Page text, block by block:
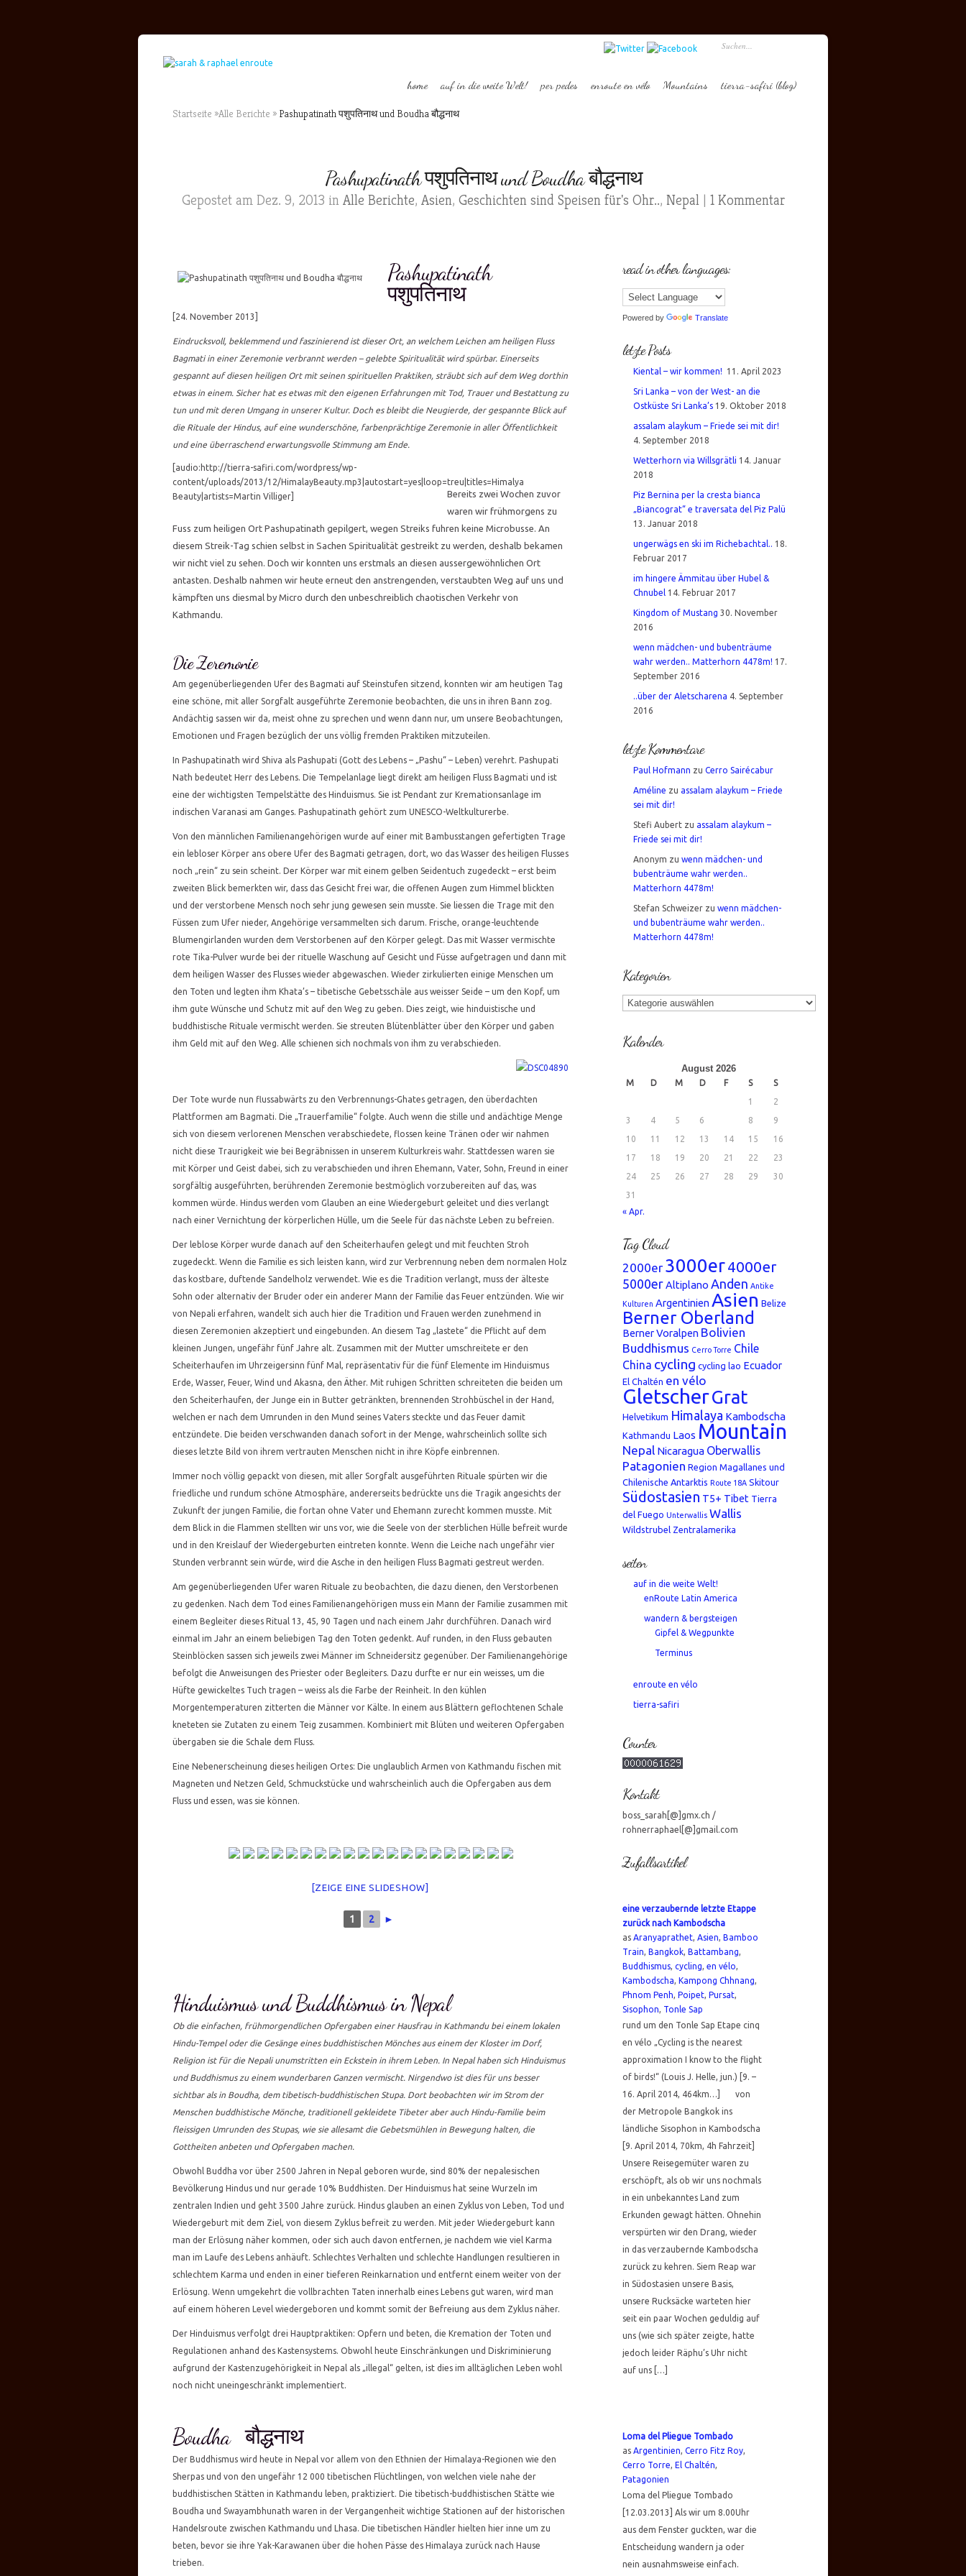
home auf in die weite Welt! per pedes enroute en vélo Mountains tierra-safiri (blog)
Startseite »Alle Berichte » Pashupatinath पशुपतिनाथ und Boudha बौद्धनाथ
Pashupatinath पशुपतिनाथ und Boudha बौद्धनाथ
Gepostet am Dez. 9, 2013 in Alle Berichte, Asien, Geschichten sind Speisen für's Ohr.., Nepal| 1 Kommentar
Pashupatinath
पशुपतिनाथ
[24. November 2013]
Eindrucksvoll, beklemmend und faszinierend ist dieser Ort, an welchem Leichen am heiligen Fluss
Bagmati in einer Zeremonie verbrannt werden – gelebte Spiritualität wird spürbar. Einerseits
gespannt auf diesen heiligen Ort mit seinen spirituellen Praktiken, sträubt sich auf dem Weg dorthin
etwas in einem. Sicher hat es etwas mit den eigenen Erfahrungen mit Tod, Trauer und Bestattung zu
tun und mit deren Umgang in unserer Kultur. Doch es bleibt die Neugierde, der gespannte Blick auf
die Rituale der Hindus, auf eine wunderschöne, farbenprächtige Zeremonie in aller Öffentlichkeit
und eine überraschend erwartungsvolle Stimmung am Ende.
[audio:http://tierra-safiri.com/wordpress/wp-
content/uploads/2013/12/HimalayBeauty.mp3|autostart=yes|loop=treu|titles=Himalya
Beauty|artists=Martin Villiger]
Bereits zwei Wochen zuvor
waren wir frühmorgens zu
Fuss zum heiligen Ort Pashupatinath gepilgert, wegen Streiks fuhren keine Microbusse. An
diesem Streik-Tag schien selbst in Sachen Spiritualität gestreikt zu werden, deshalb bekamen
wir nicht viel zu sehen. Doch wir konnten uns erstmals an diesen aussergewöhnlichen Ort
antasten. Deshalb nahmen wir heute erneut den anstrengenden, verstaubten Weg auf uns und
kämpften uns diesmal by Micro durch den unbeschreiblich chaotischen Verkehr von
Kathmandu.
Die Zeremonie
Am gegenüberliegenden Ufer des Bagmati auf Steinstufen sitzend, konnten wir am heutigen Tag
eine schöne, mit aller Sorgfalt ausgeführte Zeremonie beobachten, die uns in ihren Bann zog.
Andächtig sassen wir da, meist ohne zu sprechen und wenn dann nur, um unsere Beobachtungen,
Emotionen und Fragen bezüglich der uns völlig fremden Praktiken mitzuteilen.
In Pashupatinath wird Shiva als Pashupati (Gott des Lebens – „Pashu“ – Leben) verehrt. Pashupati
Nath bedeutet Herr des Lebens. Die Tempelanlage liegt direkt am heiligen Fluss Bagmati und ist
eine der wichtigsten Tempelstätte des Hinduismus. Sie ist Pendant zur Kremationsanlage im
indischen Varanasi am Ganges. Pashupatinath gehört zum UNESCO-Weltkulturerbe.
Von den männlichen Familienangehörigen wurde auf einer mit Bambusstangen gefertigten Trage
ein lebloser Körper ans obere Ufer des Bagmati getragen, dort, wo das Wasser des heiligen Flusses
noch „rein“ zu sein scheint. Der Körper war mit einem gelben Seidentuch zugedeckt – erst beim
zweiten Blick bemerkten wir, dass das Gesicht frei war, die offenen Augen zum Himmel blickten
und der verstorbene Mensch noch sehr jung gewesen sein musste. Sie liessen die Trage mit den
Füssen zum Ufer nieder, Angehörige versammelten sich darum. Frische, orange-leuchtende
Blumengirlanden wurden dem Verstorbenen auf den Körper gelegt. Das mit Wasser vermischte
rote Tika-Pulver wurde bei der rituelle Waschung auf Gesicht und Füsse aufgetragen und dann mit
dem heiligen Wasser des Flusses wieder abgewaschen. Wieder zirkulierten einige Menschen um
den Toten und legten ihm Khata’s – tibetische Gebetsschäle aus weisser Seide – um den Kopf, um
ihm gute Wünsche und Schutz mit auf den Weg zu geben. Dies zeigt, wie hinduistische und
buddhistische Rituale vermischt werden. Sie streuten Blütenblätter über den Körper und gaben
ihm Geld mit auf den Weg. Alle schienen sich nochmals von ihm zu verabschieden.
Der Tote wurde nun flussabwärts zu den Verbrennungs-Ghates getragen, den überdachten
Plattformen am Bagmati. Die „Trauerfamilie“ folgte. Auch wenn die stille und andächtige Menge
sich von diesem verlorenen Menschen verabschiedete, flossen keine Tränen oder wir nahmen
nicht diese Traurigkeit wie bei Begräbnissen in unserem Kulturkreis wahr. Stattdessen waren sie
mit Körper und Geist dabei, sich zu verabschieden und ihren Ehemann, Vater, Sohn, Freund in einer
sorgfältig ausgeführten, berührenden Zeremonie bestmöglich vorzubereiten auf das, was
kommen würde. Hindus werden vom Glauben an eine Wiedergeburt geleitet und dies verlangt
nach einer Vernichtung der körperlichen Hülle, um die Seele für das nächste Leben zu befreien.
Der leblose Körper wurde danach auf den Scheiterhaufen gelegt und mit feuchten Stroh
zugedeckt. Wenn die Familie es sich leisten kann, wird zur Verbrennung neben dem normalen Holz
das kostbare, duftende Sandelholz verwendet. Wie es die Tradition verlangt, muss der älteste
Sohn oder alternativ der Bruder oder ein anderer Mann der Familie das Feuer entzünden. Wie wir
von Nepali erfahren, wandelt sich auch hier die Tradition und Frauen werden zunehmend in
diesen Zeremonien akzeptiert und eingebunden. An diesem Tag „lastete“ die Pflicht auf dem
kleinen Jungen, ungefähr fünf Jahre alt. Zusammen mit der Mutter umschreitete er den
Scheiterhaufen im Uhrzeigersinn fünf Mal, repräsentativ für die fünf Elemente im Hinduismus
Erde, Wasser, Feuer, Wind und Akasna, den Äther. Mit ruhigen Schritten schreiteten die beiden um
den Scheiterhaufen, der Junge ein in Butter getränkten, brennenden Strohbüschel in der Hand,
welchen er nach dem Umrunden in den Mund seines Vaters steckte und das Feuer damit
entzündete. Die beiden verschwanden danach sofort in der Menge, wahrscheinlich sollte sich
dieses letzte Bild von ihrem vertrauten Menschen nicht in ihre Köpfe einbrennen.
Immer noch völlig gepackt von diesen, mit aller Sorgfalt ausgeführten Rituale spürten wir die
friedliche und rundum schöne Atmosphäre, andererseits bedrückte uns die Tragik angesichts der
Zukunft der jungen Familie, die fortan ohne Vater und Ehemann zurecht kommen musste. Mit
dem Blick in die Flammen stellten wir uns vor, wie die Seele von der sterblichen Hülle befreit wurde
und in den Kreislauf der Wiedergeburten eintreten konnte. Wenn die Leiche nach ungefähr vier
Stunden verbrannt sein würde, wird die Asche in den heiligen Fluss Bagmati gestreut werden.
Am gegenüberliegenden Ufer waren Rituale zu beobachten, die dazu dienen, den Verstorbenen
zu gedenken. Nach dem Tod eines Familienangehörigen muss ein Mann der Familie zusammen mit
einem Begleiter dieses Ritual 13, 45, 90 Tagen und nach einem Jahr durchführen. Danach wird
einmal im Jahr an einem beliebigen Tag den Toten gedenkt. Auf runden, in den Fluss gebauten
Steinblöcken sassen sich jeweils zwei Männer im Schneidersitz gegenüber. Der Familienangehörige
befolgt die Anweisungen des Priester oder Begleiters. Dazu durfte er nur ein weisses, um die
Hüfte gewickeltes Tuch tragen – weiss als die Farbe der Reinheit. In den kühlen
Morgentemperaturen zitterten die Männer vor Kälte. In einem aus Blättern geflochtenen Schale
kneteten sie Zutaten zu einem Teig zusammen. Kombiniert mit Blüten und weiteren Opfergaben
übergaben sie die Schale dem Fluss.
Eine Nebenerscheinung dieses heiligen Ortes: Die unglaublich Armen von Kathmandu fischen mit
Magneten und Netzen Geld, Schmuckstücke und wahrscheinlich auch die Opfergaben aus dem
Fluss und essen, was sie können.
[ZEIGE EINE SLIDESHOW]
1 2 ►
Hinduismus und Buddhismus in Nepal
Ob die einfachen, frühmorgendlichen Opfergaben einer Hausfrau in Kathmandu bei einem lokalen
Hindu-Tempel oder die Gesänge eines buddhistischen Mönches aus einem der Kloster im Dorf,
Religion ist für die Nepali unumstritten ein Eckstein in ihrem Leben. In Nepal haben sich Hinduismus
und Buddhismus zu einem wunderbaren Ganzen vermischt. Nirgendwo ist dies für uns besser
sichtbar als in Boudha, dem tibetisch-buddhistischen Stupa. Dort beobachten wir im Strom der
Menschen buddhistische Mönche, traditionell gekleidete Tibeter aber auch Hindu-Familie beim
fleissigen Umrunden des Stupas, wie sie allesamt die Gebetsmühlen in Bewegung halten, die
Gottheiten anbeten und Opfergaben machen.
Obwohl Buddha vor über 2500 Jahren in Nepal geboren wurde, sind 80% der nepalesischen
Bevölkerung Hindus und nur gerade 10% Buddhisten. Der Hinduismus hat seine Wurzeln im
zentralen Indien und geht 3500 Jahre zurück. Hindus glauben an einen Zyklus von Leben, Tod und
Wiedergeburt mit dem Ziel, von diesem Zyklus befreit zu werden. Mit jeder Wiedergeburt kann
man der Erlösung näher kommen, oder sich auch davon entfernen, je nachdem wie viel Karma
man im Laufe des Lebens anhäuft. Schlechtes Verhalten und schlechte Handlungen resultieren in
schlechtem Karma und enden in einer tieferen Reinkarnation und entfernt einem weiter von der
Erlösung. Wenn umgekehrt die vollbrachten Taten innerhalb eines Lebens gut waren, wird man
auf einem höheren Level wiedergeboren und kommt somit der Befreiung aus dem Zyklus näher.
Der Hinduismus verfolgt drei Hauptpraktiken: Opfern und beten, die Kremation der Toten und
Regulationen anhand des Kastensystems. Obwohl heute Einschränkungen und Diskriminierung
aufgrund der Kastenzugehörigkeit in Nepal als „illegal“ gelten, ist dies im alltäglichen Leben wohl
noch nicht uneingeschränkt implementiert.
Boudha बौद्धनाथ
Der Buddhismus wird heute in Nepal vor allem von den Ethnien der Himalaya-Regionen wie den
Sherpas und von den ungefähr 12 000 tibetischen Flüchtlingen, von welchen viele nahe der
buddhistischen Stätten in Kathmandu leben, praktiziert. Die tibetisch-buddhistischen Stätte wie
Boudha und Swayambhunath waren in der Vergangenheit wichtige Stationen auf der historischen
Handelsroute zwischen Kathmandu und Lhasa. Die tibetischen Händler hielten hier inne um zu
beten, bevor sie ihre Yak-Karawanen über die hohen Pässe des Himalaya zurück nach Hause
trieben.
read in other languages:
Powered by Translate
letzte Posts
Kiental – wir kommen! 11. April 2023
Sri Lanka – von der West- an die
Ostküste Sri Lanka’s 19. Oktober 2018
assalam alaykum – Friede sei mit dir!
4. September 2018
Wetterhorn via Willsgrätli 14. Januar
2018
Piz Bernina per la cresta bianca
„Biancograt“ e traversata del Piz Palü
13. Januar 2018
ungerwägs en ski im Richebachtal.. 18.
Februar 2017
im hingere Ämmitau über Hubel &
Chnubel 14. Februar 2017
Kingdom of Mustang 30. November
2016
wenn mädchen- und bubenträume
wahr werden.. Matterhorn 4478m! 17.
September 2016
..über der Aletscharena 4. September
2016
letzte Kommentare
Paul Hofmann zu Cerro Sairécabur
Améline zu assalam alaykum – Friede
sei mit dir!
Stefi Aubert zu assalam alaykum –
Friede sei mit dir!
Anonym zu wenn mädchen- und
bubenträume wahr werden..
Matterhorn 4478m!
Stefan Schweizer zu wenn mädchen-
und bubenträume wahr werden..
Matterhorn 4478m!
Kategorien
Kategorien
Kalender
August 2026
M D M D F S
S
1
2
3
4 5 6 8
9
10
11 12 13 14 15
16
17
18 19 20 21 22
23
24
25 26 27 28 29
30
31
« Apr.
Tag Cloud
2000er 3000er4000er
5000erAltiplano Anden Antike
Kulturen Argentinien Asien Belize
Berner Oberland
Berner Voralpen Bolivien
Buddhismus Cerro Torre Chile
China cycling cycling lao Ecuador
El Chaltén en vélo
GletscherGrat
Helvetikum Himalaya Kambodscha
Kathmandu Laos Mountain
Nepal Nicaragua Oberwallis
Patagonien Region Magallanes und
Chilenische Antarktis Route 18A Skitour
Südostasien T5+ Tibet Tierra
del Fuego Unterwallis Wallis
Wildstrubel Zentralamerika
seiten
auf in die weite Welt!
enRoute Latin America
wandern & bergsteigen
Gipfel & Wegpunkte
Terminus
enroute en vélo
tierra-safiri
Counter
Kontakt
boss_sarah[@]gmx.ch /
rohnerraphael[@]gmail.com
Zufallsartikel
eine verzaubernde letzte Etappe
zurück nach Kambodscha
as Aranyaprathet, Asien, Bamboo
Train, Bangkok, Battambang,
Buddhismus, cycling, en vélo,
Kambodscha, Kampong Chhnang,
Phnom Penh, Poipet, Pursat,
Sisophon, Tonle Sap
rund um den Tonle Sap Etape cinq
en vélo „Cycling is the nearest
approximation I know to the flight
of birds!“ (Louis J. Helle, jun.) [9. –
16. April 2014, 464km…] von
der Metropole Bangkok ins
ländliche Sisophon in Kambodscha
[9. April 2014, 70km, 4h Fahrzeit]
Unsere Reisegemüter waren zu
erschöpft, als ob wir uns nochmals
in ein unbekanntes Land zum
Erkunden gewagt hätten. Ohnehin
verspürten wir den Drang, wieder
in das verzaubernde Kambodscha
zurück zu kehren. Siem Reap war
in Südostasien unsere Basis,
unsere Rucksäcke warteten hier
seit ein paar Wochen geduldig auf
uns (wie sich später zeigte, hatte
jedoch leider Räphu’s Uhr nicht
auf uns […]
Loma del Pliegue Tombado
as Argentinien, Cerro Fitz Roy,
Cerro Torre, El Chaltén,
Patagonien
Loma del Pliegue Tombado
[12.03.2013] Als wir um 8.00Uhr
aus dem Fenster guckten, war die
Entscheidung wandern ja oder
nein ausnahmsweise einfach.